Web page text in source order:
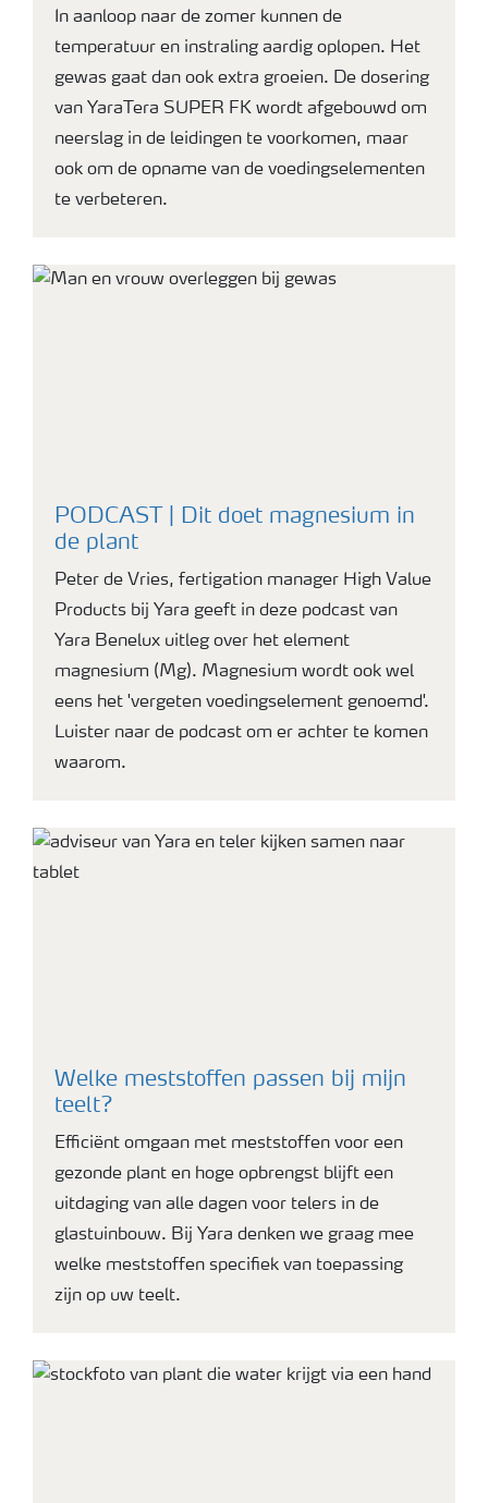
In aanloop naar de zomer kunnen de
temperatuur en instraling aardig oplopen. Het
gewas gaat dan ook extra groeien. De dosering
van YaraTera SUPER FK wordt afgebouwd om
neerslag in de leidingen te voorkomen, maar
ook om de opname van de voedingselementen
te verbeteren.
PODCAST | Dit doet magnesium in
de plant
Peter de Vries, fertigation manager High Value
Products bij Yara geeft in deze podcast van
Yara Benelux uitleg over het element
magnesium (Mg). Magnesium wordt ook wel
eens het 'vergeten voedingselement genoemd'.
Luister naar de podcast om er achter te komen
waarom.
Welke meststoffen passen bij mijn
teelt?
Efficiënt omgaan met meststoffen voor een
gezonde plant en hoge opbrengst blijft een
uitdaging van alle dagen voor telers in de
glastuinbouw. Bij Yara denken we graag mee
welke meststoffen specifiek van toepassing
zijn op uw teelt.